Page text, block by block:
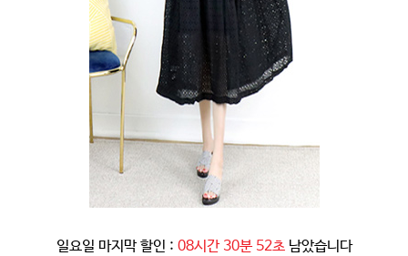
일요일 마지막 할인 : 08시간 30분 49초 남았습니다